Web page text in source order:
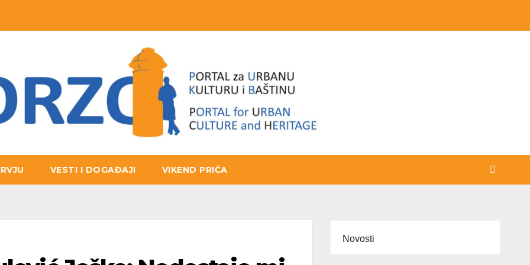
VESTI I DOGAĐAJI VIKEND PRIČA
Novosti